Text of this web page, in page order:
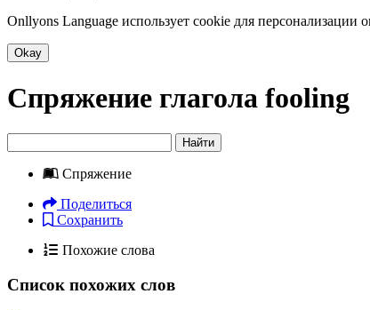
Onllyons Language использует cookie для персонализации
Okay
Спряжение глагола fooling
Найти
Спряжение
Поделиться
Сохранить
Похожие слова
Список похожих слов